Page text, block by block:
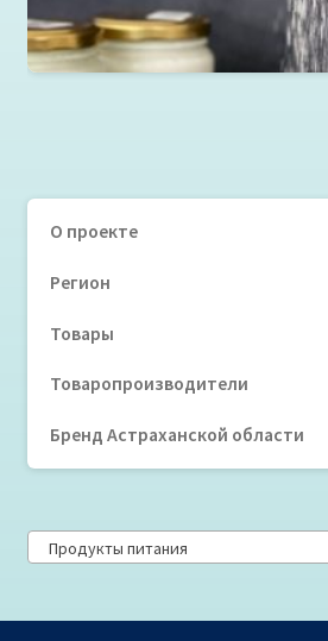
Читать далее
О проекте
Регион
Товары
Товаропроизводители
Бренд Астраханской области
Продукты питания